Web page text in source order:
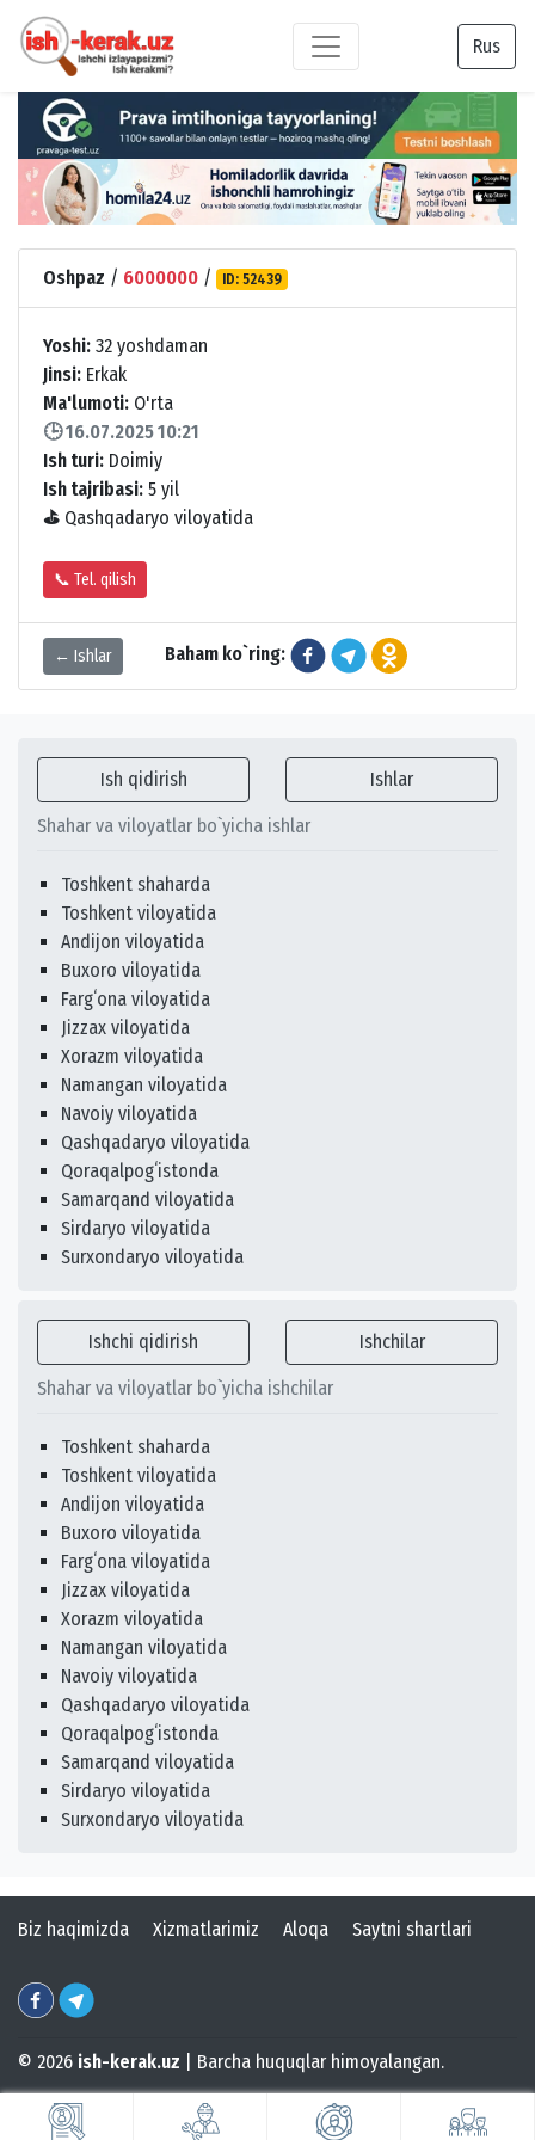
Rus
Oshpaz / 6000000 / ID: 52439
Yoshi: 32 yoshdaman
Jinsi: Erkak
Ma'lumoti: O'rta
🕒 16.07.2025 10:21
Ish turi: Doimiy
Ish tajribasi: 5 yil
⛳ Qashqadaryo viloyatida
📞 Tel. qilish
← Ishlar Baham ko`ring:
Ish qidirish Ishlar
Shahar va viloyatlar bo`yicha ishlar
Toshkent shaharda
Toshkent viloyatida
Andijon viloyatida
Buxoro viloyatida
Fargʻona viloyatida
Jizzax viloyatida
Xorazm viloyatida
Namangan viloyatida
Navoiy viloyatida
Qashqadaryo viloyatida
Qoraqalpogʻistonda
Samarqand viloyatida
Sirdaryo viloyatida
Surxondaryo viloyatida
Ishchi qidirish Ishchilar
Shahar va viloyatlar bo`yicha ishchilar
Toshkent shaharda
Toshkent viloyatida
Andijon viloyatida
Buxoro viloyatida
Fargʻona viloyatida
Jizzax viloyatida
Xorazm viloyatida
Namangan viloyatida
Navoiy viloyatida
Qashqadaryo viloyatida
Qoraqalpogʻistonda
Samarqand viloyatida
Sirdaryo viloyatida
Surxondaryo viloyatida
Biz haqimizda Xizmatlarimiz Aloqa Saytni shartlari
© 2026 ish-kerak.uz | Barcha huquqlar himoyalangan.